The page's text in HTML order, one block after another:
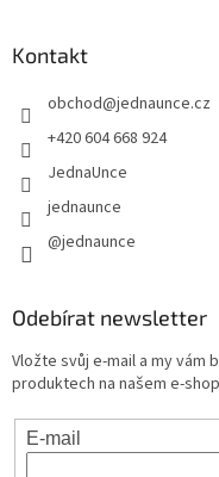
Kontakt
obchod@jednaunce.cz
+420 604 668 924
JednaUnce
jednaunce
@jednaunce
Odebírat newsletter
Vložte svůj e-mail a my vám
produktech na našem e-
E-mail